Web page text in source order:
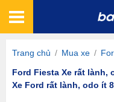
Trang chủ / Mua xe /
Ford Fiesta Xe rất lành,
Xe Ford rất lành, odo ít